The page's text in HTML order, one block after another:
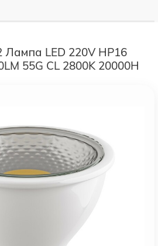
Лампа LED 220V HP16
55G CL 2800K 20000H